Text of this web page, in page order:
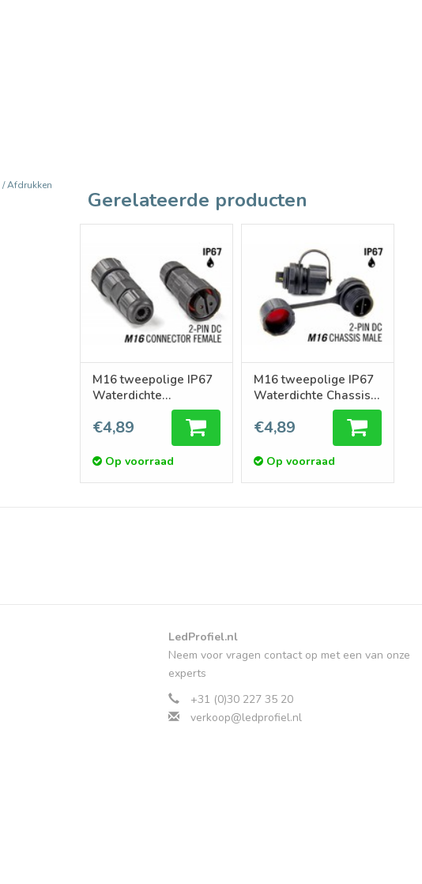
Gerelateerde producten
M16 tweepolige IP67
Waterdichte
Connector Female
€4,89
Op voorraad
M16 tweepolige IP67
Waterdichte Chassis
Connector Male
€4,89
Op voorraad
/Afdrukken
LedProfiel.nl
Neem voor vragen contact op met een van onze
experts
+31 (0)30 227 35 20
verkoop@ledprofiel.nl